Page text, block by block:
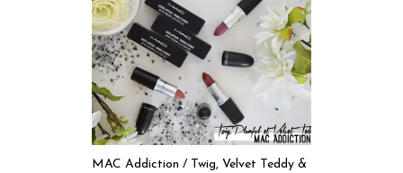
MAC Addiction / Twig, Velvet Teddy &